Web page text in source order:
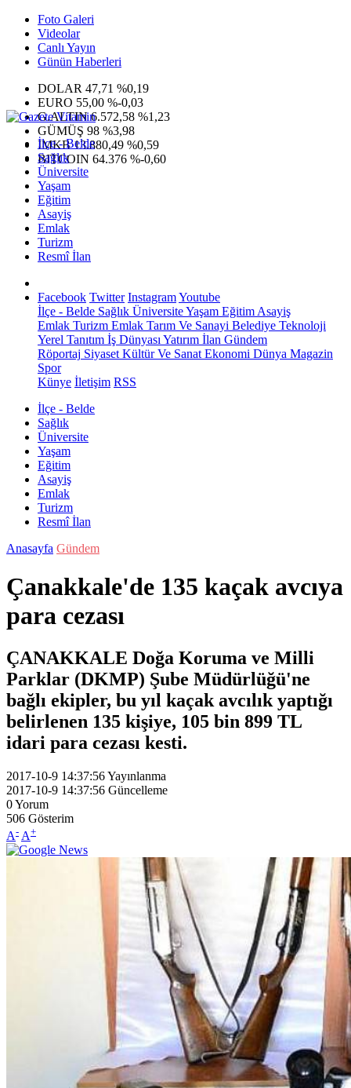
Foto Galeri
Videolar
Canlı Yayın
Günün Haberleri
DOLAR 47,71 %0,19
EURO 55,00 %-0,03
G.ALTIN6.572,58 %1,23
GÜMÜŞ 98 %3,98
IMKB13.880,49 %0,59
BITCOIN 64.376 %-0,60
İlçe - Belde
Sağlık
Üniversite
Yaşam
Eğitim
Asayiş
Emlak
Turizm
Resmî İlan
Facebook Twitter InstagramYoutube
İlçe - Belde Sağlık ÜniversiteYaşam Eğitim Asayiş
Emlak Turizm Emlak Tarım Ve Sanayi Belediye Teknoloji
Yerel Tanıtım İş Dünyası Yatırım İlan Gündem
Röportaj Siyaset Kültür Ve Sanat Ekonomi Dünya Magazin
Spor
Künye İletişim RSS
İlçe - Belde
Sağlık
Üniversite
Yaşam
Eğitim
Asayiş
Emlak
Turizm
Resmî İlan
Anasayfa Gündem
Çanakkale'de 135 kaçak avcıya
para cezası
ÇANAKKALE Doğa Koruma ve Milli
Parklar (DKMP) Şube Müdürlüğü'ne
bağlı ekipler, bu yıl kaçak avcılık yaptığı
belirlenen 135 kişiye, 105 bin 899 TL
idari para cezası kesti.
2017-10-9 14:37:56Yayınlanma
2017-10-9 14:37:56 Güncelleme
0Yorum
506 Gösterim
A- A+